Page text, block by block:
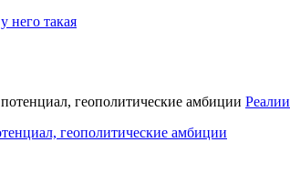
него такая
Реалии
геополитические амбиции